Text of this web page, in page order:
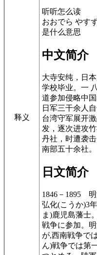
释义
听听怎么读
おおでら やす
是什么意思
中文简介
大寺安纯，日
学校毕业。一
道参加侵略中
日军三干余人
台湾守军展开
发，逐次进攻
丹社，时遭袭
南部五十余社。
日文简介
1846－1895 明
弘化(こうか)3
ま)鹿児島藩士
戦争に参加。
が,西南戦争で
ん)戦争では第